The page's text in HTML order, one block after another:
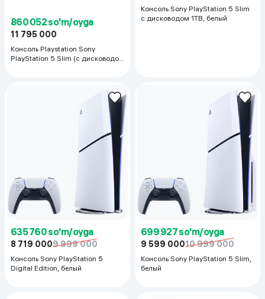
860 052 so'm/oyga
11 795 000
Консоль Playstation Sony
PlayStation 5 Slim (с дисководом
Консоль Sony PlayStation 5 Slim
с дисководом 1TB, белый
635 760 so'm/oyga
8 719 0009 999 000
Консоль Sony PlayStation 5
Digital Edition, белый
699 927 so'm/oyga
9 599 00010 999 000
Консоль Sony PlayStation 5 Slim,
белый